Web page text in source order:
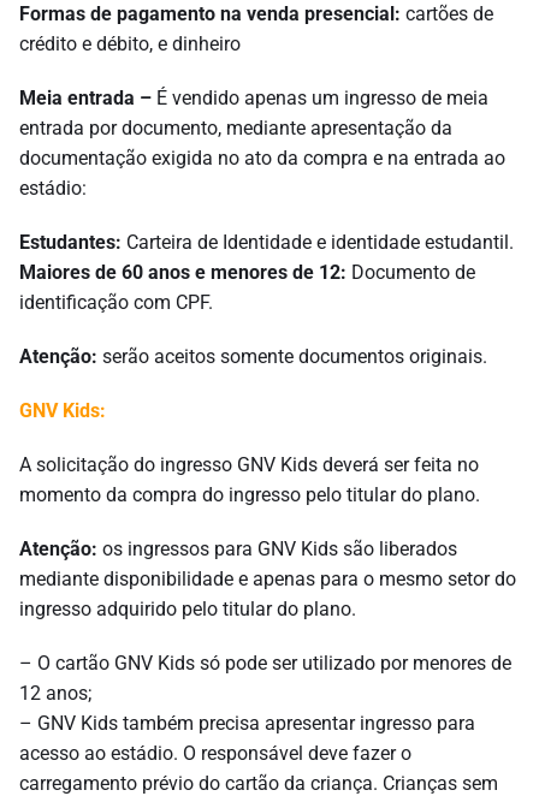
Formas de pagamento na venda presencial: cartões de
crédito e débito, e dinheiro
Meia entrada – É vendido apenas um ingresso de meia
entrada por documento, mediante apresentação da
documentação exigida no ato da compra e na entrada ao
estádio:
Estudantes: Carteira de Identidade e identidade estudantil.
Maiores de 60 anos e menores de 12: Documento de
identificação com CPF.
Atenção: serão aceitos somente documentos originais.
GNV Kids:
A solicitação do ingresso GNV Kids deverá ser feita no
momento da compra do ingresso pelo titular do plano.
Atenção: os ingressos para GNV Kids são liberados
mediante disponibilidade e apenas para o mesmo setor do
ingresso adquirido pelo titular do plano.
– O cartão GNV Kids só pode ser utilizado por menores de
12 anos;
– GNV Kids também precisa apresentar ingresso para
acesso ao estádio. O responsável deve fazer o
carregamento prévio do cartão da criança. Crianças sem